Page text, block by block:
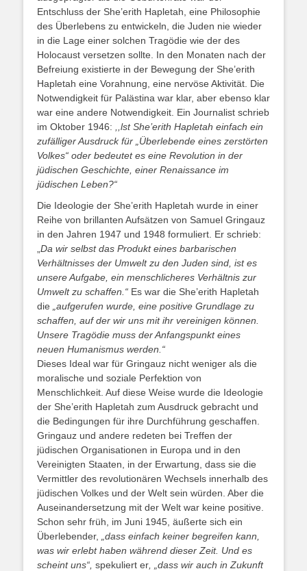
Entschluss der She’erith Hapletah, eine Philosophie
des Überlebens zu entwickeln, die Juden nie wieder
in die Lage einer solchen Tragödie wie der des
Holocaust versetzen sollte. In den Monaten nach der
Befreiung existierte in der Bewegung der She’erith
Hapletah eine Vorahnung, eine nervöse Aktivität. Die
Notwendigkeit für Palästina war klar, aber ebenso klar
war eine andere Notwendigkeit. Ein Journalist schrieb
im Oktober 1946:
,,lst She’erith Hapletah einfach ein
zufälliger Ausdruck für „Überlebende eines zerstörten
Volkes“ oder bedeutet es eine Revolution in der
jüdischen Geschichte, einer Renaissance im
jüdischen Leben?“
Die Ideologie der She’erith Hapletah wurde in einer
Reihe von brillanten Aufsätzen von Samuel Gringauz
in den Jahren 1947 und 1948 formuliert. Er schrieb:
Da wir selbst das Produkt eines barbarischen
Verhältnisses der Umwelt zu den Juden sind, ist es
unsere Aufgabe, ein menschlicheres Verhältnis zur
Umwelt zu schaffen.“ Es war die She’erith Hapletah
die
„aufgerufen wurde, eine positive Grundlage zu
schaffen, auf der wir uns mit ihr vereinigen können.
Unsere Tragödie muss der Anfangspunkt eines
neuen Humanismus werden.“
Dieses Ideal war für Gringauz nicht weniger als die
moralische und soziale Perfektion von
Menschlichkeit. Auf diese Weise wurde die Ideologie
der She’erith Hapletah zum Ausdruck gebracht und
die Bedingungen für ihre Durchführung geschaffen.
Gringauz und andere redeten bei Treffen der
jüdischen Organisationen in Europa und in den
Vereinigten Staaten, in der Erwartung, dass sie die
Vermittler des revolutionären Wechsels innerhalb des
jüdischen Volkes und der Welt sein würden. Aber die
Auseinandersetzung mit der Welt war keine positive.
Schon sehr früh, im Juni 1945, äußerte sich ein
Überlebender,
„dass einfach keiner begreifen kann,
was wir erlebt haben während dieser Zeit. Und es
scheint uns“, spekuliert er , „dass wir auch in Zukunft